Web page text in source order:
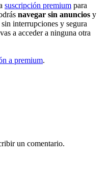
suscripción premium para
navegar sin anuncios y
interrupciones y segura
a acceder a ninguna otra
a premium.
un comentario.